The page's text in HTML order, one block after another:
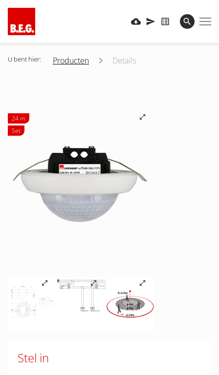
U bent hier: Producten Details
24 m
Set
Stel in